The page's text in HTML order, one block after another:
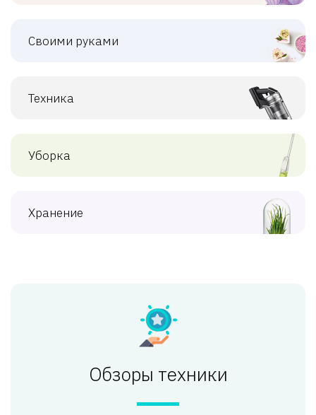
Своими руками
Техника
Уборка
Хранение
Обзоры техники